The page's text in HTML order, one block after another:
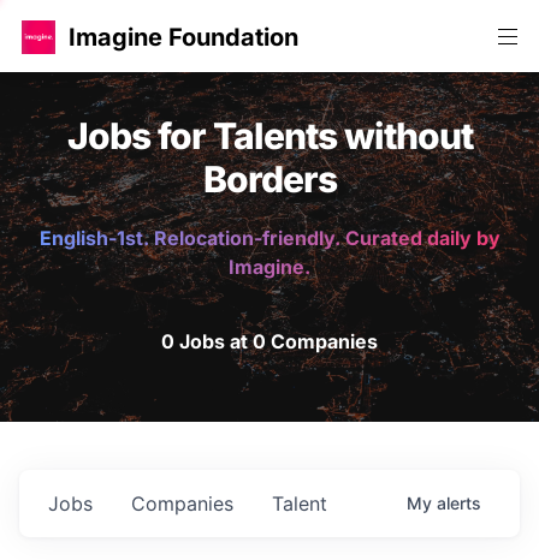
Imagine Foundation
Jobs for Talents without
Borders
English-1st. Relocation-friendly. Curated daily by
Imagine.
0 Jobs at 0 Companies
Jobs Companies Talent My alerts